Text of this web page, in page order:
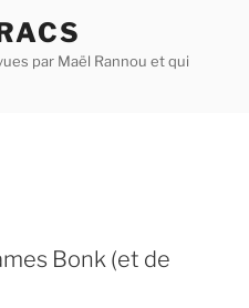
par Maël Rannou et qui
Bonk (et de